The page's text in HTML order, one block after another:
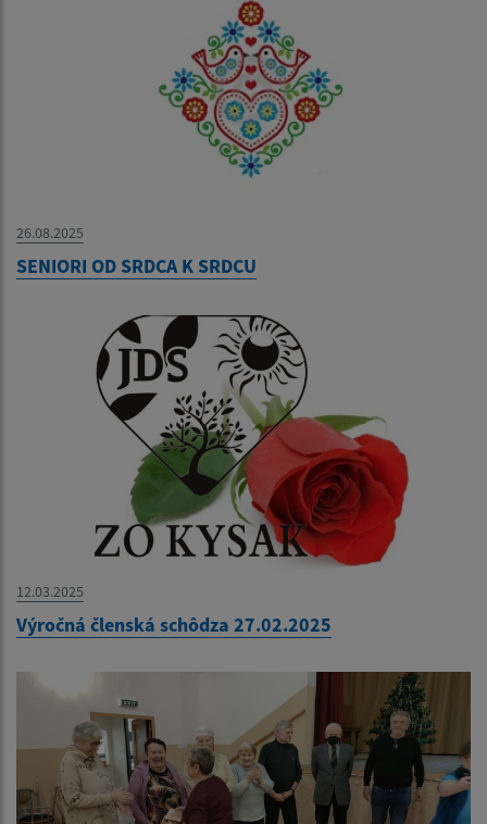
26.08.2025
SENIORI OD SRDCA K SRDCU
12.03.2025
Výročná členská schôdza 27.02.2025